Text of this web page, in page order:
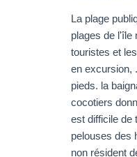
La plage
plages de l'île
touristes et
en excursion,
pieds. la
cocotiers
est difficile de
pelouses des
non résident